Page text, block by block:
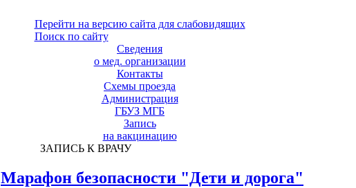
Перейти на версию сайта для слабовидящих
Поиск по сайту
Сведения
о мед. организации
Контакты
Схемы проезда
Администрация
ГБУЗ МГБ
Запись
на вакцинацию
ЗАПИСЬ К ВРАЧУ
Марафон безопасности "Дети и дорога"